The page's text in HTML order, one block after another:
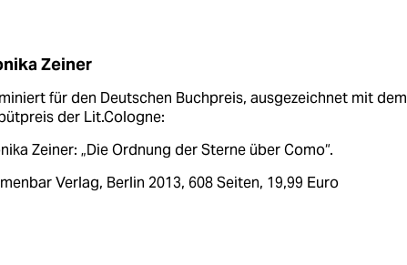
Zeiner
für den Deutschen Buchpreis, ausgezeichnet mit dem
der Lit.Cologne:
Zeiner: „Die Ordnung der Sterne über Como“.
Verlag, Berlin 2013, 608 Seiten, 19,99 Euro